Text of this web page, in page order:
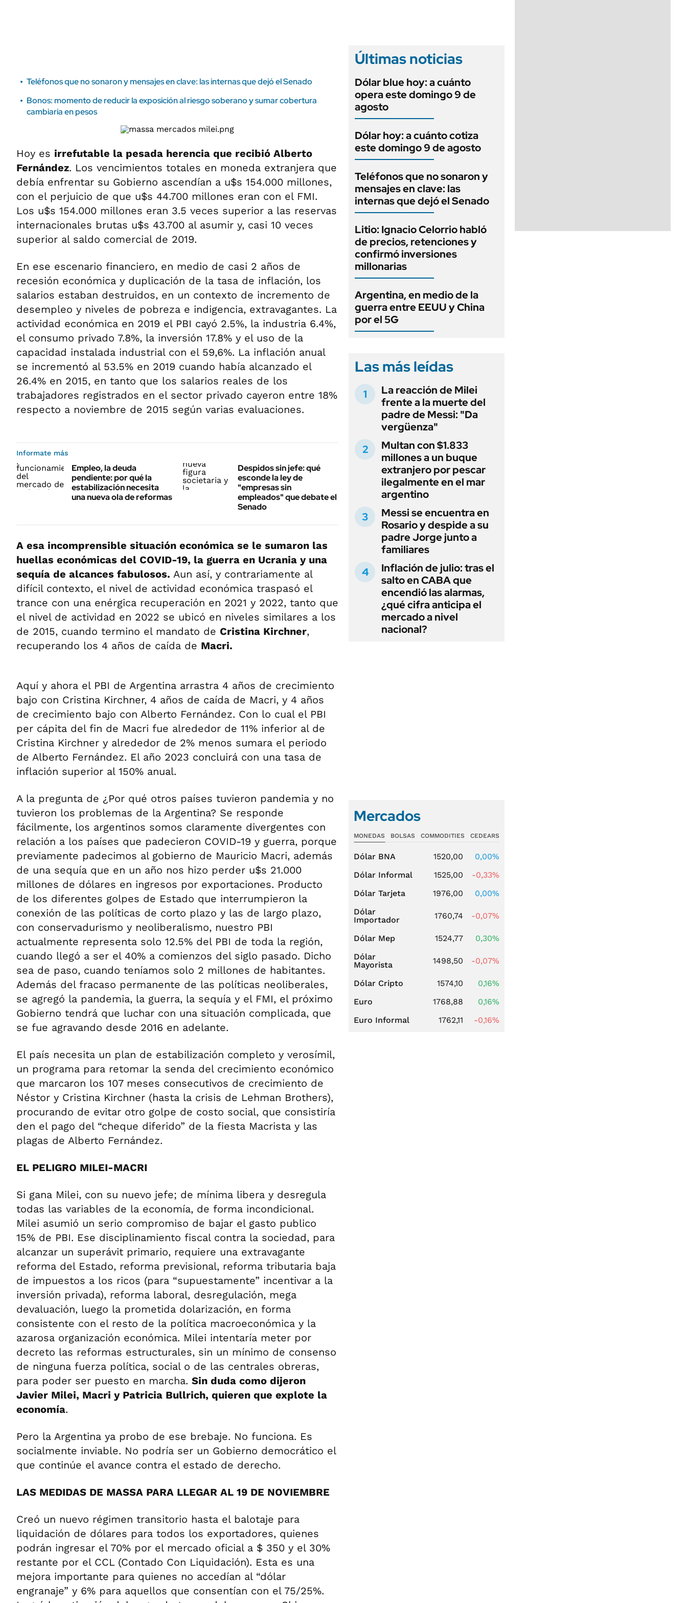
Teléfonos que no sonaron y mensajes en clave: las internas que dejó el Senado
Bonos: momento de reducir la exposición al riesgo soberano y sumar cobertura
cambiaria en pesos
Hoy es irrefutable la pesada herencia que recibió Alberto
Fernández. Los vencimientos totales en moneda extranjera que
debía enfrentar su Gobierno ascendían a u$s 154.000 millones,
con el perjuicio de que u$s 44.700 millones eran con el FMI.
Los u$s 154.000 millones eran 3.5 veces superior a las reservas
internacionales brutas u$s 43.700 al asumir y, casi 10 veces
superior al saldo comercial de 2019.
En ese escenario financiero, en medio de casi 2 años de
recesión económica y duplicación de la tasa de inflación, los
salarios estaban destruidos, en un contexto de incremento de
desempleo y niveles de pobreza e indigencia, extravagantes. La
actividad económica en 2019 el PBI cayó 2.5%, la industria 6.4%,
el consumo privado 7.8%, la inversión 17.8% y el uso de la
capacidad instalada industrial con el 59,6%. La inflación anual
se incrementó al 53.5% en 2019 cuando había alcanzado el
26.4% en 2015, en tanto que los salarios reales de los
trabajadores registrados en el sector privado cayeron entre 18%
respecto a noviembre de 2015 según varias evaluaciones.
Informate más
Empleo, la deuda
pendiente: por qué la
estabilización necesita
una nueva ola de reformas
Despidos sin jefe: qué
esconde la ley de
"empresas sin
empleados" que debate el
Senado
A esa incomprensible situación económica se le sumaron las
huellas económicas del COVID-19, la guerra en Ucrania y una
sequía de alcances fabulosos. Aun así, y contrariamente al
difícil contexto, el nivel de actividad económica traspasó el
trance con una enérgica recuperación en 2021 y 2022, tanto que
el nivel de actividad en 2022 se ubicó en niveles similares a los
de 2015, cuando termino el mandato de Cristina Kirchner,
recuperando los 4 años de caída de Macri.
Aquí y ahora el PBI de Argentina arrastra 4 años de crecimiento
bajo con Cristina Kirchner, 4 años de caída de Macri, y 4 años
de crecimiento bajo con Alberto Fernández. Con lo cual el PBI
per cápita del fin de Macri fue alrededor de 11% inferior al de
Cristina Kirchner y alrededor de 2% menos sumara el periodo
de Alberto Fernández. El año 2023 concluirá con una tasa de
inflación superior al 150% anual.
A la pregunta de ¿Por qué otros países tuvieron pandemia y no
tuvieron los problemas de la Argentina? Se responde
fácilmente, los argentinos somos claramente divergentes con
relación a los países que padecieron COVID-19 y guerra, porque
previamente padecimos al gobierno de Mauricio Macri, además
de una sequía que en un año nos hizo perder u$s 21.000
millones de dólares en ingresos por exportaciones. Producto
de los diferentes golpes de Estado que interrumpieron la
conexión de las políticas de corto plazo y las de largo plazo,
con conservadurismo y neoliberalismo, nuestro PBI
actualmente representa solo 12.5% del PBI de toda la región,
cuando llegó a ser el 40% a comienzos del siglo pasado. Dicho
sea de paso, cuando teníamos solo 2 millones de habitantes.
Además del fracaso permanente de las políticas neoliberales,
se agregó la pandemia, la guerra, la sequía y el FMI, el próximo
Gobierno tendrá que luchar con una situación complicada, que
se fue agravando desde 2016 en adelante.
El país necesita un plan de estabilización completo y verosímil,
un programa para retomar la senda del crecimiento económico
que marcaron los 107 meses consecutivos de crecimiento de
Néstor y Cristina Kirchner (hasta la crisis de Lehman Brothers),
procurando de evitar otro golpe de costo social, que consistiría
den el pago del “cheque diferido” de la fiesta Macrista y las
plagas de Alberto Fernández.
EL PELIGRO MILEI-MACRI
Si gana Milei, con su nuevo jefe; de mínima libera y desregula
todas las variables de la economía, de forma incondicional.
Milei asumió un serio compromiso de bajar el gasto publico
15% de PBI. Ese disciplinamiento fiscal contra la sociedad, para
alcanzar un superávit primario, requiere una extravagante
reforma del Estado, reforma previsional, reforma tributaria baja
de impuestos a los ricos (para “supuestamente” incentivar a la
inversión privada), reforma laboral, desregulación, mega
devaluación, luego la prometida dolarización, en forma
consistente con el resto de la política macroeconómica y la
azarosa organización económica. Milei intentaría meter por
decreto las reformas estructurales, sin un mínimo de consenso
de ninguna fuerza política, social o de las centrales obreras,
para poder ser puesto en marcha. Sin duda como dijeron
Javier Milei, Macri y Patricia Bullrich, quieren que explote la
economía.
Pero la Argentina ya probo de ese brebaje. No funciona. Es
socialmente inviable. No podría ser un Gobierno democrático el
que continúe el avance contra el estado de derecho.
LAS MEDIDAS DE MASSA PARA LLEGAR AL 19 DE NOVIEMBRE
Creó un nuevo régimen transitorio hasta el balotaje para
liquidación de dólares para todos los exportadores, quienes
podrán ingresar el 70% por el mercado oficial a $ 350 y el 30%
restante por el CCL (Contado Con Liquidación). Esta es una
mejora importante para quienes no accedían al “dólar
engranaje” y 6% para aquellos que consentían con el 75/25%.
Últimas noticias
Dólar blue hoy: a cuánto
opera este domingo 9 de
agosto
Dólar hoy: a cuánto cotiza
este domingo 9 de agosto
Teléfonos que no sonaron y
mensajes en clave: las
internas que dejó el Senado
Litio: Ignacio Celorrio habló
de precios, retenciones y
confirmó inversiones
millonarias
Argentina, en medio de la
guerra entre EEUU y China
por el 5G
Las más leídas
La reacción de Milei
frente a la muerte del
padre de Messi: "Da
vergüenza"
Multan con $1.833
millones a un buque
extranjero por pescar
ilegalmente en el mar
argentino
Messi se encuentra en
Rosario y despide a su
padre Jorge junto a
familiares
Inflación de julio: tras el
salto en CABA que
encendió las alarmas,
¿qué cifra anticipa el
mercado a nivel
nacional?
Mercados
MONEDAS BOLSAS COMMODITIES CEDEARS
Dólar BNA 1520,00
0,00%
Dólar Informal
1525,00
-0,33%
Dólar Tarjeta
1976,00
0,00%
Dólar
Importador
1760,74 -0,07%
Dólar Mep 1524,77
0,30%
Dólar
Mayorista
1498,50 -0,07%
Dólar Cripto 1574,10
0,16%
Euro
1768,88
0,16%
Euro Informal
1762,11 -0,16%